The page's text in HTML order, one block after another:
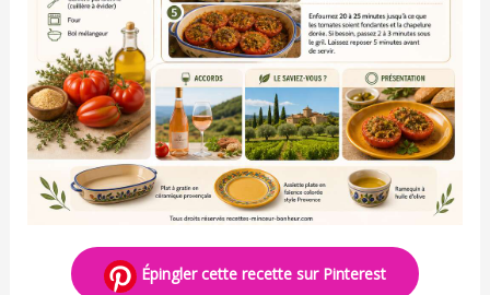
Épingler cette recette sur Pinterest